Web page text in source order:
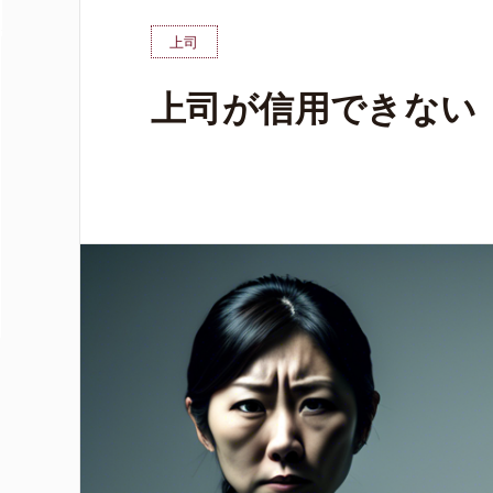
上司
上司が信用できない